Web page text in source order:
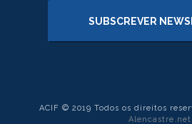
SUBSCREVER
ACIF © 2019 Todos os direitos
Alencastre.net